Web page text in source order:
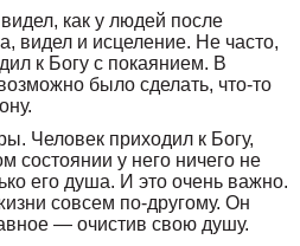
как у людей после
видел и исцеление. Не часто,
к Богу с покаянием. В
было сделать, что-то
Человек приходил к Богу,
состоянии у него ничего не
его душа. И это очень важно.
совсем по-другому. Он
— очистив свою душу.